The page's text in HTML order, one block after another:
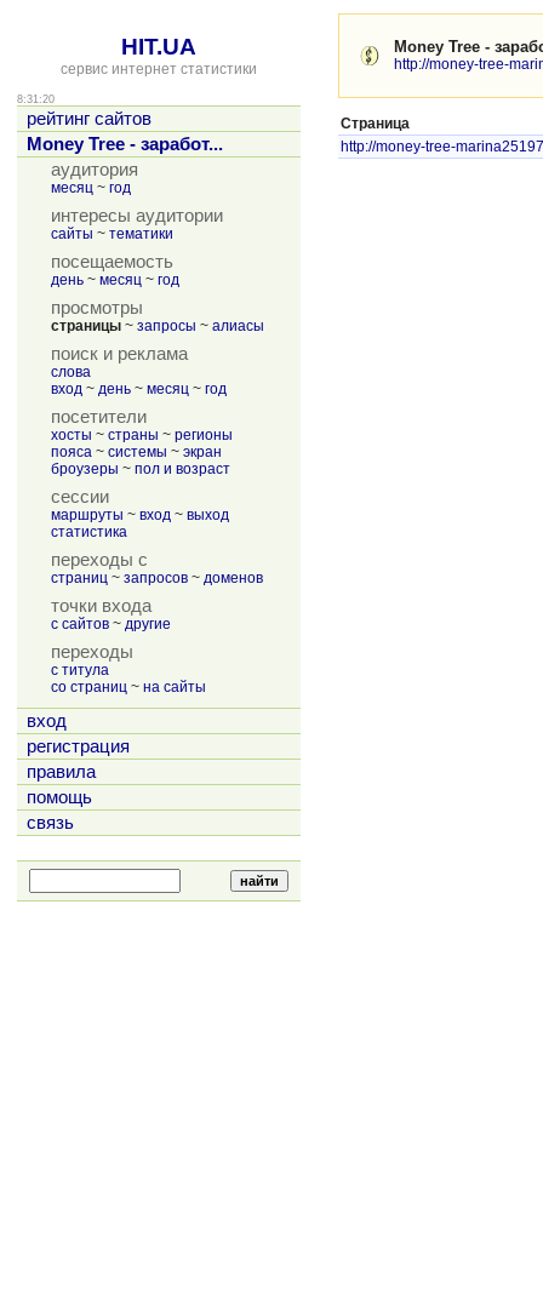
HIT.UA
сервис интернет статистики
8:31:20
рейтинг сайтов
Money Tree - заработ...
аудитория
месяц ~ год
интересы аудитории
сайты ~ тематики
посещаемость
день ~ месяц ~ год
просмотры
страницы ~ запросы ~ алиасы
поиск и реклама
слова
вход ~ день ~ месяц ~ год
посетители
хосты ~ страны ~ регионы
пояса ~ системы ~ экран
броузеры ~ пол и возраст
сессии
маршруты ~ вход ~ выход
статистика
переходы с
страниц ~ запросов ~ доменов
точки входа
с сайтов ~ другие
переходы
с титула
со страниц ~ на сайты
вход
регистрация
правила
помощь
связь
Money Tree -
http://money-tree-
Страница
http://money-tree-